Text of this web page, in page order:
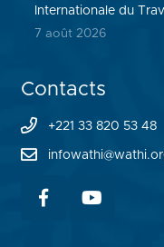
Internationale du
7 août 2026
Contacts
+221 33 820 53 48